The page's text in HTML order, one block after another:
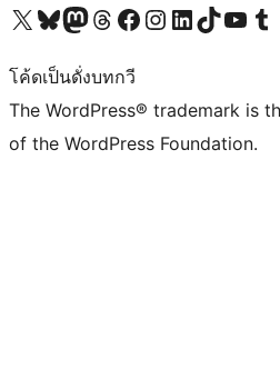
Visit our X (formerly Twitter) account
Visit our Bluesky account
Visit our Mastodon account
Visit our Threads account
Visit our Facebook page
Visit our Instagram account
Visit our LinkedIn account
Visit our TikTok account
Visit our Visit
โค้ดเป็นดั่งบทกวี
The WordPress® trademark is
of the WordPress Foundation.